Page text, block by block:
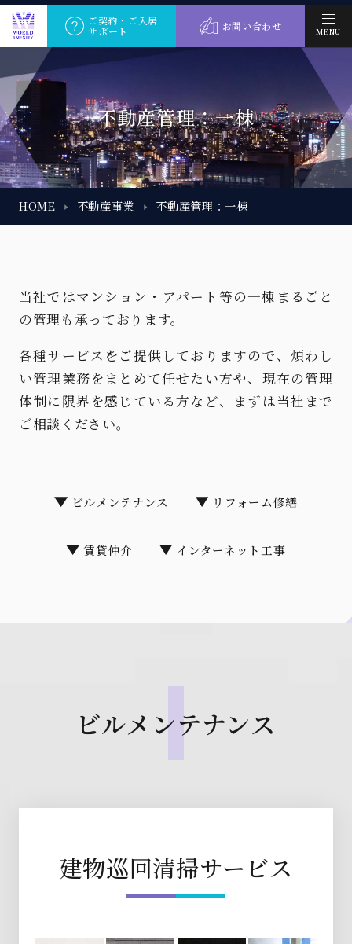
ご契約・ご入居
サポート
お問い合わせ MENU
不動産管理：一棟
HOME 不動産事業 不動産管理：一棟
当社ではマンション・アパート等の一棟まるごと
の管理も承っております。
各種サービスをご提供しておりますので、煩わし
い管理業務をまとめて任せたい方や、 現在の管理
体制に限界を感じている方など、まずは当社まで
ご相談ください。
ビルメンテナンス リフォーム修繕
賃貸仲介 インターネット工事
ビルメンテナンス
建物巡回清掃サービス